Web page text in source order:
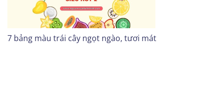
7 bảng màu trái cây ngọt ngào, tươi mát